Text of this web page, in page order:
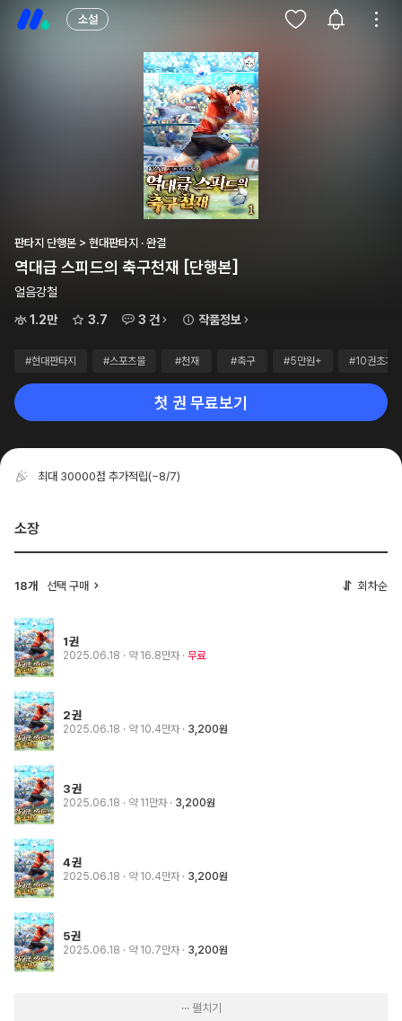
소설
판타지 단행본 > 현대판타지 · 완결
역대급 스피드의 축구천재 [단행본]
얼음강철
1.2만
3.7 3 건 작품정보
#현대판타지 #스포츠물 #천재 #축구 #5만원+ #10권초과
첫 권 무료보기
최대 30000점 추가적립(~8/7)
소장
18개 선택 구매 회차순
1권
2025.06.18 · 약 16.8만자 무료
2권
2025.06.18 · 약 10.4만자 3,200원
3권
2025.06.18 · 약 11만자 3,200원
4권
2025.06.18 · 약 10.4만자 3,200원
5권
2025.06.18 · 약 10.7만자 3,200원
··· 펼치기